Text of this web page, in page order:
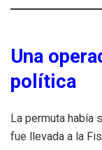
Una
política
La permuta había
fue llevada a la